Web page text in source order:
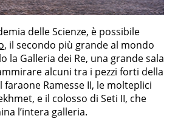
delle Scienze, è possibile
, il secondo più grande al mondo
la Galleria dei Re, una grande sala
alcuni tra i pezzi forti della
Ramesse II, le molteplici
e il colosso di Seti II, che
l’intera galleria.